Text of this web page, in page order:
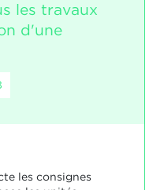
les travaux
d'une
les consignes